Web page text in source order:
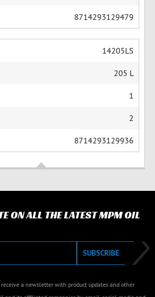
8714293129479
14205LS
205 L
1
2
8714293129936
ON ALL THE LATEST MPM OIL
SUBSCRIBE
a newsletter with product updates and other